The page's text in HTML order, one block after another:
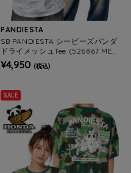
PANDIESTA
SB PANDIESTA シービーズパンダ
ドライメッシュTee (526867 MEN
S/WOMENS)
¥4,950 (税込)
SALE